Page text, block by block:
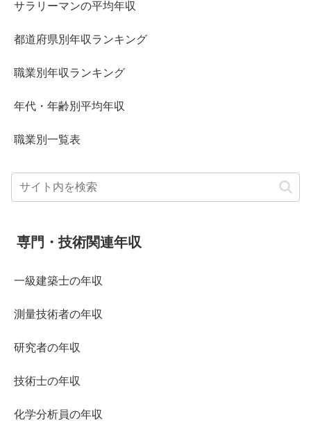
サラリーマンの平均年収
都道府県別年収ランキング
職業別年収ランキング
年代・年齢別平均年収
職業別一覧表
専門・技術関連年収
一級建築士の年収
測量技術者の年収
研究者の年収
技術士の年収
化学分析員の年収